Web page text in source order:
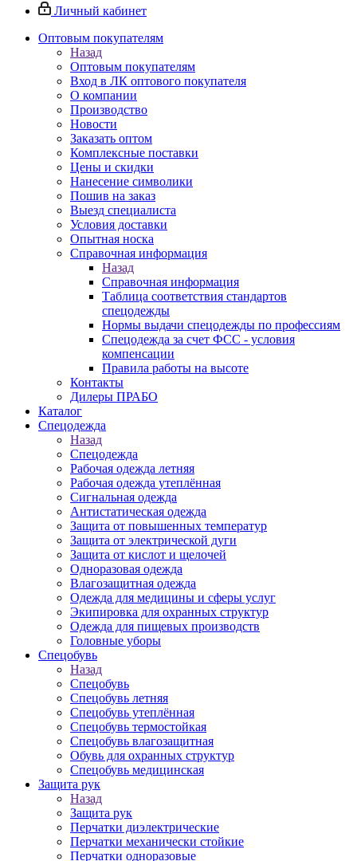
Личный кабинет
Оптовым покупателям
Назад
Оптовым покупателям
Вход в ЛК оптового покупателя
О компании
Производство
Новости
Заказать оптом
Комплексные поставки
Цены и скидки
Нанесение символики
Пошив на заказ
Выезд специалиста
Условия доставки
Опытная носка
Справочная информация
Назад
Справочная информация
Таблица соответствия стандартов
спецодежды
Нормы выдачи спецодежды по профессиям
Спецодежда за счет ФСС - условия
компенсации
Правила работы на высоте
Контакты
Дилеры ПРАБО
Каталог
Спецодежда
Назад
Спецодежда
Рабочая одежда летняя
Рабочая одежда утеплённая
Сигнальная одежда
Антистатическая одежда
Защита от повышенных температур
Защита от электрической дуги
Защита от кислот и щелочей
Одноразовая одежда
Влагозащитная одежда
Одежда для медицины и сферы услуг
Экипировка для охранных структур
Одежда для пищевых производств
Головные уборы
Спецобувь
Назад
Спецобувь
Спецобувь летняя
Спецобувь утеплённая
Спецобувь термостойкая
Спецобувь влагозащитная
Обувь для охранных структур
Спецобувь медицинская
Защита рук
Назад
Защита рук
Перчатки диэлектрические
Перчатки механически стойкие
Перчатки одноразовые